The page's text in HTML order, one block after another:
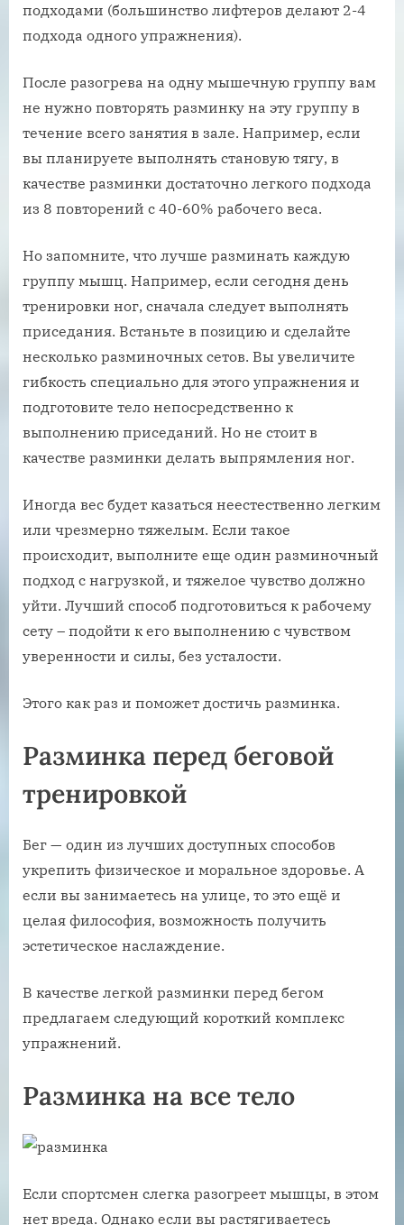
подходами (большинство лифтеров делают 2-4
подхода одного упражнения).
После разогрева на одну мышечную группу вам
не нужно повторять разминку на эту группу в
течение всего занятия в зале. Например, если
вы планируете выполнять становую тягу, в
качестве разминки достаточно легкого подхода
из 8 повторений с 40-60% рабочего веса.
Но запомните, что лучше разминать каждую
группу мышц. Например, если сегодня день
тренировки ног, сначала следует выполнять
приседания. Встаньте в позицию и сделайте
несколько разминочных сетов. Вы увеличите
гибкость специально для этого упражнения и
подготовите тело непосредственно к
выполнению приседаний. Но не стоит в
качестве разминки делать выпрямления ног.
Иногда вес будет казаться неестественно легким
или чрезмерно тяжелым. Если такое
происходит, выполните еще один разминочный
подход с нагрузкой, и тяжелое чувство должно
уйти. Лучший способ подготовиться к рабочему
сету – подойти к его выполнению с чувством
уверенности и силы, без усталости.
Этого как раз и поможет достичь разминка.
Разминка перед беговой
тренировкой
Бег — один из лучших доступных способов
укрепить физическое и моральное здоровье. А
если вы занимаетесь на улице, то это ещё и
целая философия, возможность получить
эстетическое наслаждение.
В качестве легкой разминки перед бегом
предлагаем следующий короткий комплекс
упражнений.
Разминка на все тело
Если спортсмен слегка разогреет мышцы, в этом
нет вреда. Однако если вы растягиваетесь